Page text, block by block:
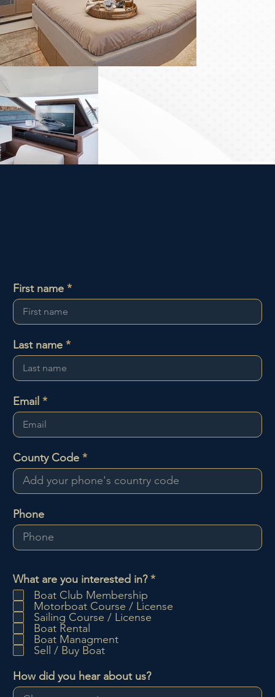
First name
Email
Last name
County Code
Phone
What are you interested in?*O
l
i
Boat Club Membership
Motorboat Course / License
Sailing Course / License
Boat Rental
Boat Managment
Sell / Buy Boat
How did you hear about us?